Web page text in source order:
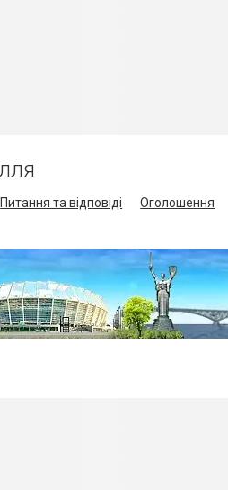
Питання та відповіді
Оголошення